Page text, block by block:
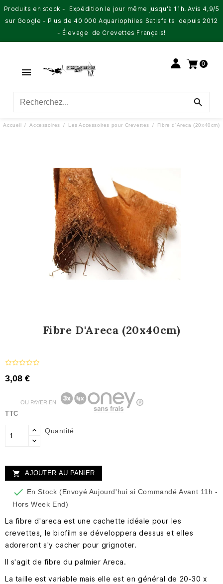
Produits en stock - Expédition le jour même jusqu'à 11h. Avis 4,9/5
sur Google - Plus de 40 000 Aquariophiles Satisfaits depuis 2012
- Élevage de Crevettes Français!

0

Accueil Accessoires Les Accessoires pour Crevettes Fibre d'Areca (20x40cm)
Fibre D'Areca (20x40cm)
3,08 €
TTC
OU PAYER EN
Quantité
 AJOUTER AU PANIER
 En Stock (Envoyé Aujourd'hui si Commandé Avant 11h -
Hors Week End)
La fibre d'areca est une cachette idéale pour les
crevettes, le biofilm se développera dessus et elles
adoreront s'y cacher pour grignoter.
Il s'agit de fibre du palmier Areca.
La taille est variable mais elle est en général de 20-30 x